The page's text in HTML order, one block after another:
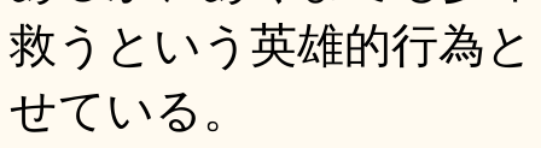
救うという英雄的行為
せている。